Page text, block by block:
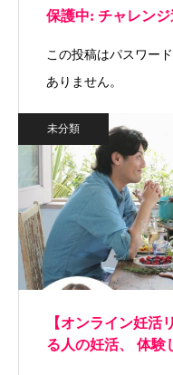
保護中: チャレン
この投稿はパスワー
ありません。
未分類
【オンライン妊活
る人の妊活、 体